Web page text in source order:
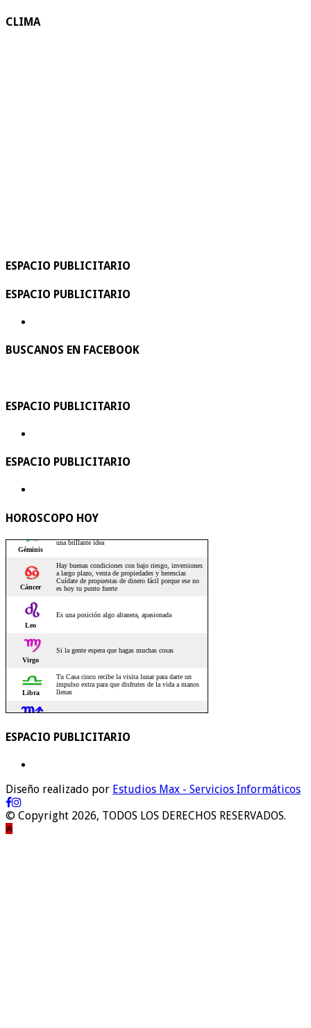
CLIMA
ESPACIO PUBLICITARIO
ESPACIO PUBLICITARIO
BUSCANOS EN FACEBOOK
ESPACIO PUBLICITARIO
ESPACIO PUBLICITARIO
HOROSCOPO HOY
ESPACIO PUBLICITARIO
Diseño realizado por Estudios Max - Servicios Informáticos
© Copyright 2026, TODOS LOS DERECHOS RESERVADOS.